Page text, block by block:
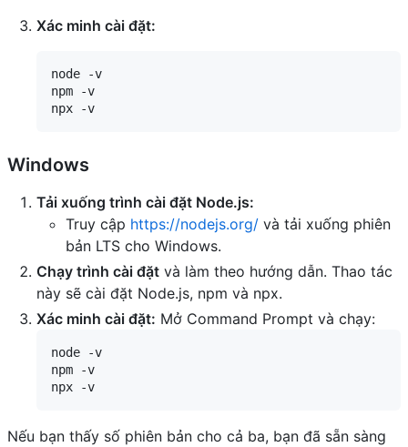
Xác minh cài đặt:
node -v
npm -v
Windows
Tải xuống trình cài đặt Node.js:
Truy cập https://nodejs.org/ và tải xuống phiên
bản LTS cho Windows.
Chạy trình cài đặt và làm theo hướng dẫn. Thao tác
này sẽ cài đặt Node.js, npm và npx.
Xác minh cài đặt: Mở Command Prompt và chạy:
node -v
npm -v
Nếu bạn thấy số phiên bản cho cả ba, bạn đã sẵn sàng